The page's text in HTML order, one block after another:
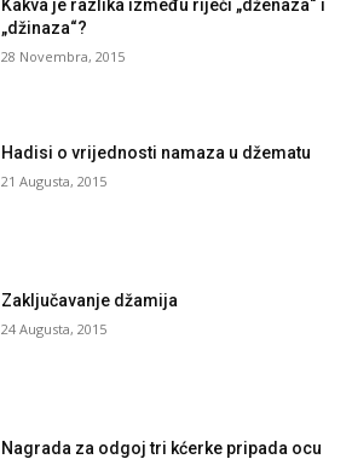
Kakva je razlika između riječi „dženaza“ i
„džinaza“?
28 Novembra, 2015
Hadisi o vrijednosti namaza u džematu
21 Augusta, 2015
Zaključavanje džamija
24 Augusta, 2015
Nagrada za odgoj tri kćerke pripada ocu